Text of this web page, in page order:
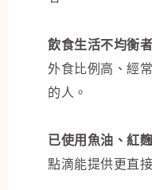
飲食生活不均衡者
外食比例高、經
的人。
已使用魚油、紅
點滴能提供更直